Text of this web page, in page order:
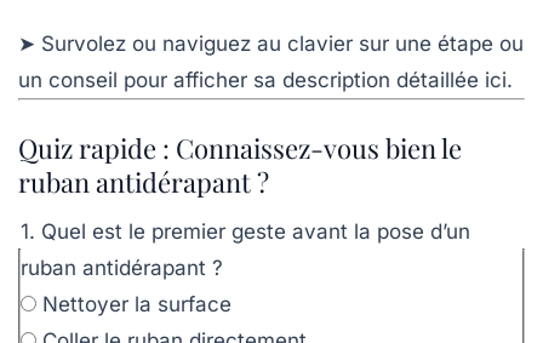
➤ Survolez ou naviguez au clavier sur une étape ou
un conseil pour afficher sa description détaillée ici.
Quiz rapide : Connaissez-vous bien le
ruban antidérapant ?
1. Quel est le premier geste avant la pose d’un
ruban antidérapant ?
Nettoyer la surface